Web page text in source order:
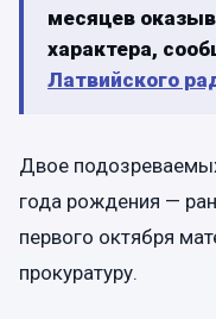
месяцев
характера,
Латвийского
Двое
года рождения —
первого октября
прокуратуру.